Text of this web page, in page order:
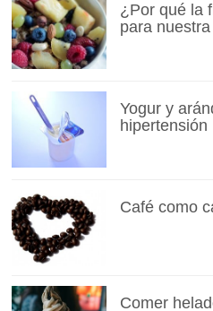
¿Por qué la
para
Yogur y
hipertensión
Café como
Comer